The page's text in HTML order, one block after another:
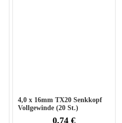
4,0 x 16mm TX20 Senkkopf
Vollgewinde (20 St.)
0,74 €